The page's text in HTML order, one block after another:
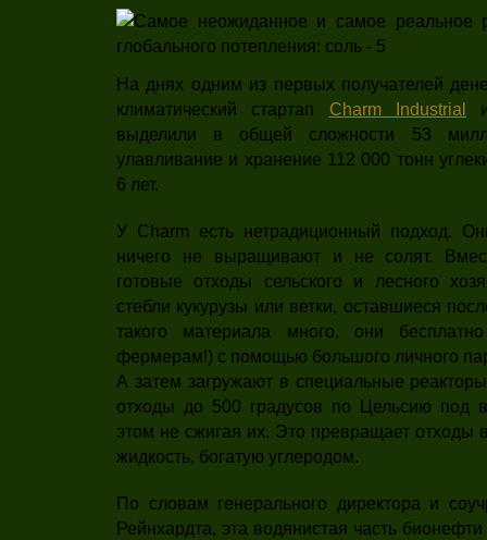
На днях одним из первых получателей
климатический стартап
Charm Industrial
выделили в общей сложности 53
улавливание и хранение 112 000 тонн
6 лет.
У Charm есть нетрадиционный подход.
ничего не выращивают и не солят.
готовые отходы сельского и лесного
стебли кукурузы или ветки, оставшиеся
такого материала много, они
фермерам!) с помощью большого личного
А затем загружают в специальные
отходы до 500 градусов по Цельсию под
этом не сжигая их. Это превращает
жидкость, богатую углеродом.
По словам генерального директора и
Рейнхардта, эта водянистая часть